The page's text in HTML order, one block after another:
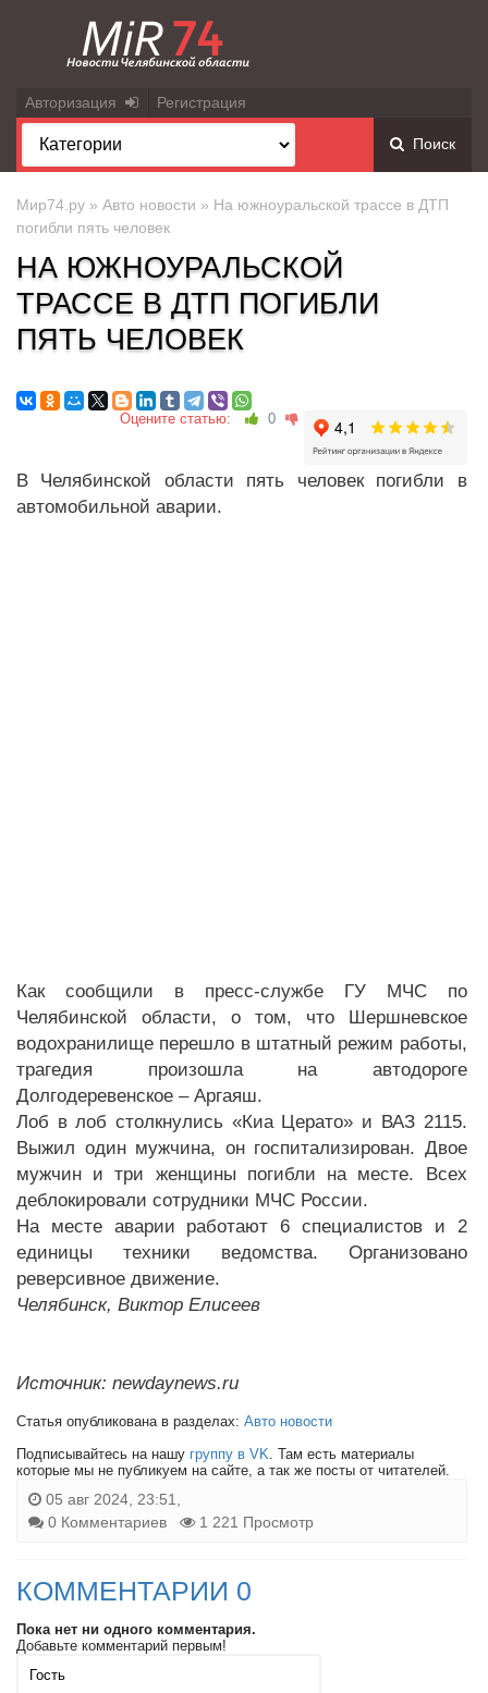
Авторизация Регистрация
Поиск
Мир74.ру » Авто новости » На южноуральской трассе в ДТП
погибли пять человек
НА ЮЖНОУРАЛЬСКОЙ
ТРАССЕ В ДТП ПОГИБЛИ
ПЯТЬ ЧЕЛОВЕК
Оцените статью: 0
В Челябинской области пять человек погибли в
автомобильной аварии.
Как сообщили в пресс-службе ГУ МЧС по
Челябинской области, о том, что Шершневское
водохранилище перешло в штатный режим работы,
трагедия произошла на автодороге
Долгодеревенское – Аргаяш.
Лоб в лоб столкнулись «Киа Церато» и ВАЗ 2115.
Выжил один мужчина, он госпитализирован. Двое
мужчин и три женщины погибли на месте. Всех
деблокировали сотрудники МЧС России.
На месте аварии работают 6 специалистов и 2
единицы техники ведомства. Организовано
реверсивное движение.
Челябинск, Виктор Елисеев
Источник: newdaynews.ru
Статья опубликована в разделах: Авто новости
Подписывайтесь на нашу группу в VK . Там есть материалы
которые мы не публикуем на сайте, а так же посты от читателей.
05 авг 2024, 23:51,
0 Комментариев
1 221 Просмотр
КОММЕНТАРИИ 0
Пока нет ни одного комментария.
Добавьте комментарий первым!